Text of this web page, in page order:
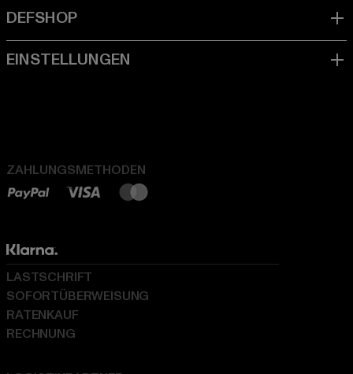
ZAHLUNGSMETHODEN
LASTSCHRIFT
SOFORTÜBERWEISUNG
RATENKAUF
RECHNUNG